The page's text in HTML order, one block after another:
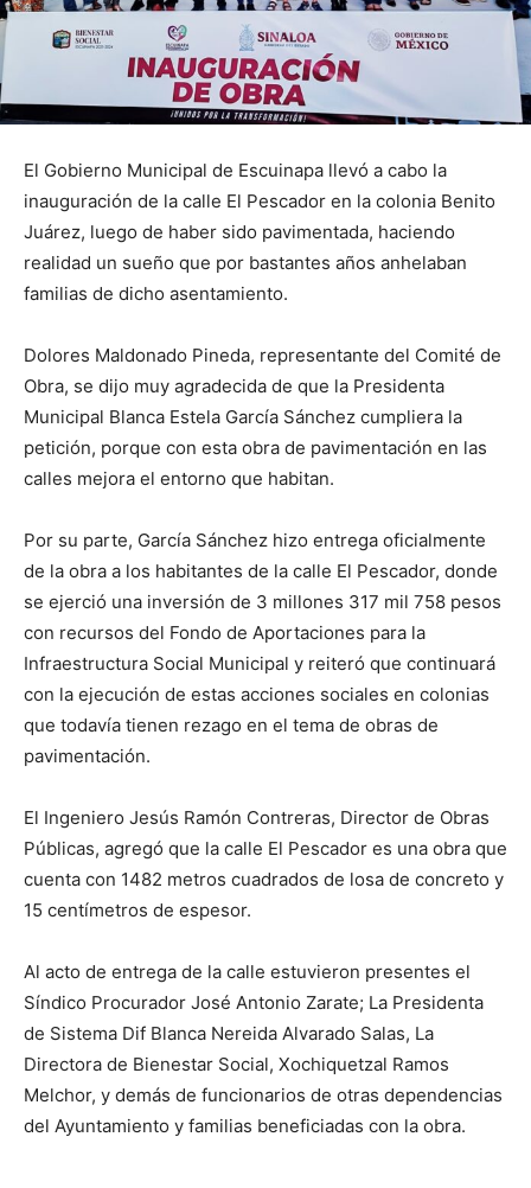
El Gobierno Municipal de Escuinapa llevó a cabo la
inauguración de la calle El Pescador en la colonia Benito
Juárez, luego de haber sido pavimentada, haciendo
realidad un sueño que por bastantes años anhelaban
familias de dicho asentamiento.
Dolores Maldonado Pineda, representante del Comité de
Obra, se dijo muy agradecida de que la Presidenta
Municipal Blanca Estela García Sánchez cumpliera la
petición, porque con esta obra de pavimentación en las
calles mejora el entorno que habitan.
Por su parte, García Sánchez hizo entrega oficialmente
de la obra a los habitantes de la calle El Pescador, donde
se ejerció una inversión de 3 millones 317 mil 758 pesos
con recursos del Fondo de Aportaciones para la
Infraestructura Social Municipal y reiteró que continuará
con la ejecución de estas acciones sociales en colonias
que todavía tienen rezago en el tema de obras de
pavimentación.
El Ingeniero Jesús Ramón Contreras, Director de Obras
Públicas, agregó que la calle El Pescador es una obra que
cuenta con 1482 metros cuadrados de losa de concreto y
15 centímetros de espesor.
Al acto de entrega de la calle estuvieron presentes el
Síndico Procurador José Antonio Zarate; La Presidenta
de Sistema Dif Blanca Nereida Alvarado Salas, La
Directora de Bienestar Social, Xochiquetzal Ramos
Melchor, y demás de funcionarios de otras dependencias
del Ayuntamiento y familias beneficiadas con la obra.